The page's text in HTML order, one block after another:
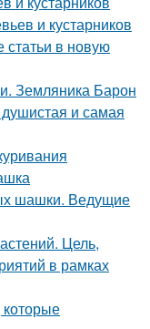
и кустарников
в новую
Земляника Барон
и самая
шашки. Ведущие
Цель,
в рамках